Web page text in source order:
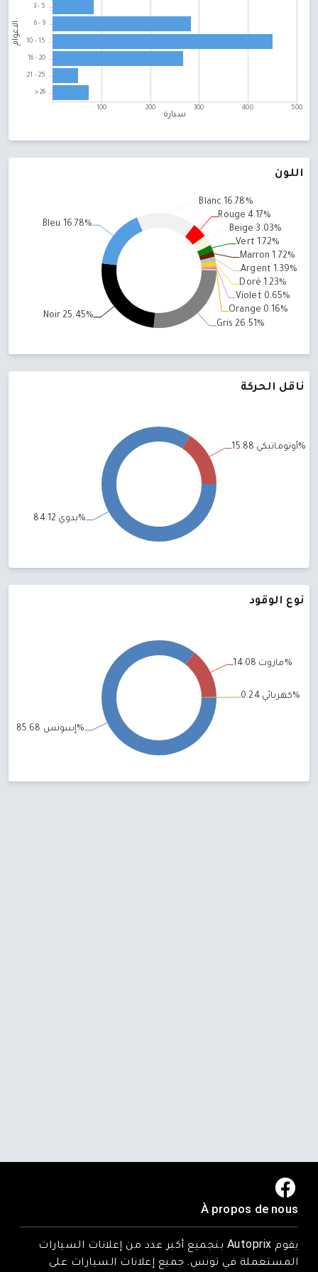
اللون
ناقل الحركة
نوع الوقود
À propos de nous
يقوم Autoprix بتجميع أكبر عدد من إعلانات السيارات
المستعملة في تونس. جميع إعلانات السيارات على